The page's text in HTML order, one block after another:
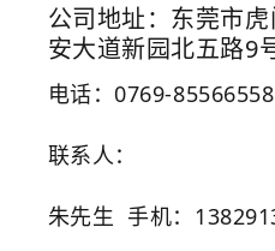
公司地址：东莞市
安大道新园北五路9
电话：0769-85566558
联系人：
朱先生 手机：